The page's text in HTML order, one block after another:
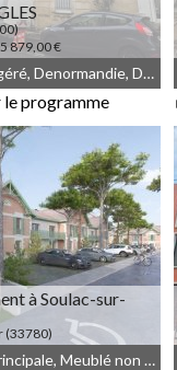
879,00 €
DE 205 879,00 €
Meublé non géré, Denormandie, Déficit Foncier, Droit commun
programme
à Soulac-sur-
(33780)
100,00 €
Résidence Principale, Meublé non géré, Droit commun